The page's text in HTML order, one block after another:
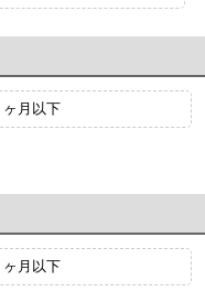
ヶ月以下
ヶ月以下